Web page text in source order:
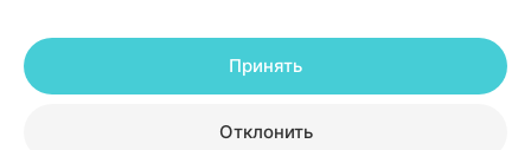
© 2026 ООО «Артокс Лаб», УНП 191700409 | 220012, Республика Беларусь,
+375 291212755
Отклонить
Принять